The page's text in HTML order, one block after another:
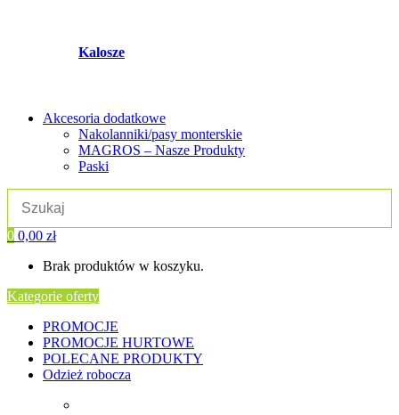
Kalosze
Akcesoria dodatkowe
Nakolanniki/pasy monterskie
MAGROS – Nasze Produkty
Paski
0 0,00 zł
Brak produktów w koszyku.
Kategorie oferty
PROMOCJE
PROMOCJE HURTOWE
POLECANE PRODUKTY
Odzież robocza